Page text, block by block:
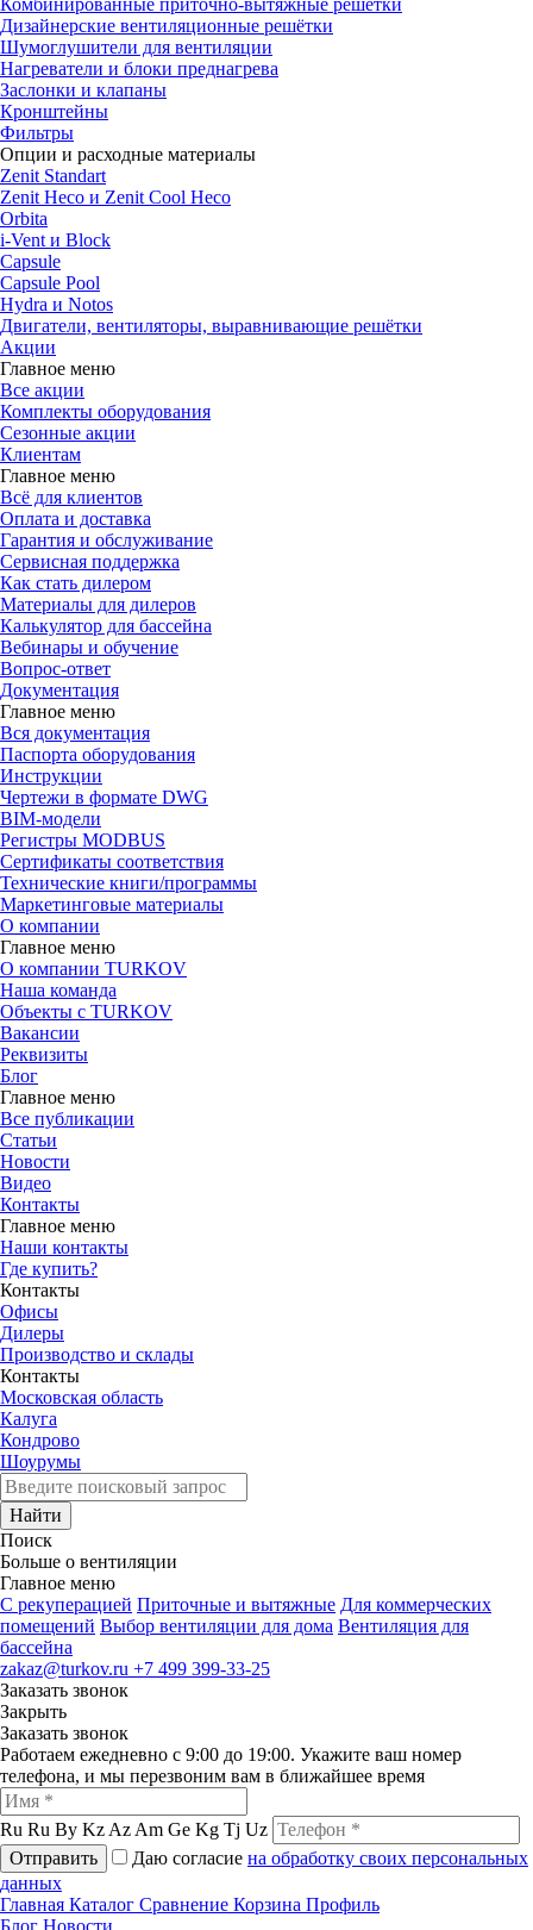
Комбинированные приточно-вытяжные решётки
Дизайнерские вентиляционные решётки
Шумоглушители для вентиляции
Нагреватели и блоки преднагрева
Заслонки и клапаны
Кронштейны
Фильтры
Опции и расходные материалы
Zenit Standart
Zenit Heco и Zenit Cool Heco
Orbita
i-Vent и Block
Capsule
Capsule Pool
Hydra и Notos
Двигатели, вентиляторы, выравнивающие решётки
Акции
Главное меню
Все акции
Комплекты оборудования
Сезонные акции
Клиентам
Главное меню
Всё для клиентов
Оплата и доставка
Гарантия и обслуживание
Сервисная поддержка
Как стать дилером
Материалы для дилеров
Калькулятор для бассейна
Вебинары и обучение
Вопрос-ответ
Документация
Главное меню
Вся документация
Паспорта оборудования
Инструкции
Чертежи в формате DWG
BIM-модели
Регистры MODBUS
Сертификаты соответствия
Технические книги/программы
Маркетинговые материалы
О компании
Главное меню
О компании TURKOV
Наша команда
Объекты с TURKOV
Вакансии
Реквизиты
Блог
Главное меню
Все публикации
Статьи
Новости
Видео
Контакты
Главное меню
Наши контакты
Где купить?
Контакты
Офисы
Дилеры
Производство и склады
Контакты
Московская область
Калуга
Кондрово
Шоурумы
Найти
Поиск
Больше о вентиляции
Главное меню
C рекуперацией Приточные и вытяжные Для коммерческих
помещений Выбор вентиляции для дома Вентиляция для
бассейна
zakaz@turkov.ru +7 499 399-33-25
Заказать звонок
Закрыть
Заказать звонок
Работаем ежедневно с 9:00 до 19:00. Укажите ваш номер
телефона, и мы перезвоним вам в ближайшее время
Ru Ru By Kz Az Am Ge Kg Tj Uz
Отправить
Даю согласие на обработку своих персональных
данных
Главная Каталог Сравнение Корзина Профиль
Блог Новости